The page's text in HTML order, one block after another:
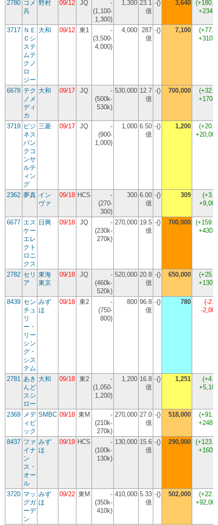
2780 コメ
兵
野村 09/12 JQ
-
(1,100-
1,300)
1,300 23.1
億
-() 3,640 (
3717 ＮＥ
Ｃシ
ステ
ムテ
クノ
ロ
ジー
大和 09/12 東1
-
(3,500-
4,000)
4,000 287
億
-() 7,100 (
6678 テク
ノメ
ディ
カ
大和 09/17 JQ
-
(500k-
530k)
530,000 12.7
億
-() 700,000 (
3719 ビジ
ネス
バン
クコ
ンサ
ルテ
ィン
グ
三菱 09/17 JQ
-
(900-
1,000)
1,000 6.50
億
-() 1,200 (
2362 夢真 イン
ヴァ
09/18 HCS
-
(270-
300)
300 6.00
億
-() 309 (
6677 エス
ケー
エレ
クト
ロニ
クス
日興 09/18 JQ
-
(230k-
270k)
270,000 19.5
億
-() 700,000 (
2782 セリ
ア
東海
東京
09/18 JQ
-
(460k-
520k)
520,000 20.8
億
-() 650,000 (
8439 セン
チュ
リ
ー・
リー
シン
グ・
シス
テム
みず
ほ
09/18 東2
-
(750-
800)
800 96.8
億
-() 780 (-
-
2781 あき
んど
スシ
ロー
大和 09/18 東2
-
(1,050-
1,200)
1,200 16.8
億
-() 1,251 (
2369 メデ
ィビ
ック
SMBC 09/18 東M
-
(210k-
270k)
270,000 27.0
億
-() 518,000 (
8437 ファ
イナ
ン
ス・
オー
ル
みず
ほ
09/19 HCS
-
(100k-
130k)
130,000 15.6
億
-() 290,000 (
3720 マッ
グガ
ーデ
ン
みず
ほ
09/22 東M
-
(350k-
410k)
410,000 5.33
億
-() 502,000 (